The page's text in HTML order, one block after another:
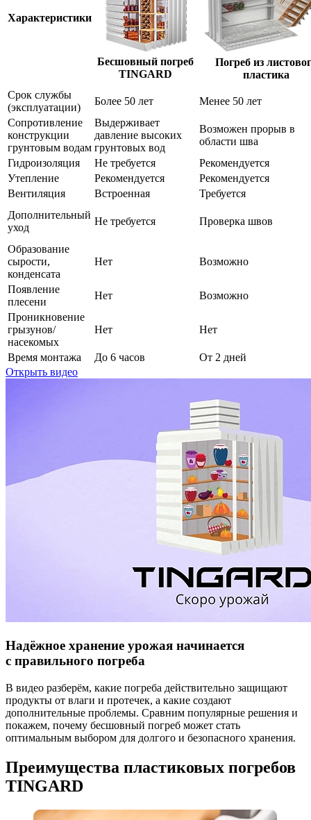
Характеристики
Бесшовный погреб
TINGARD
Погреб из
пластика
Срок службы
(эксплуатации)
Более 50 лет
Менее 50 лет
Сопротивление
конструкции
грунтовым водам
Выдерживает
давление высоких
грунтовых вод
Возможен прорыв в
области шва
Гидроизоляция
Не требуется
Рекомендуется
Утепление
Рекомендуется
Рекомендуется
Вентиляция
Встроенная
Требуется
Дополнительный
уход
Не требуется Проверка швов
Образование
сырости,
конденсата
Нет Возможно
Появление
плесени
Нет
Возможно
Проникновение
грызунов/
насекомых
Нет Нет
Время монтажа До 6 часов
От 2 дней
Открыть видео
Надёжное хранение урожая начинается
с правильного погреба
В видео разберём, какие погреба действительно защищают
продукты от влаги и протечек, а какие создают
дополнительные проблемы. Сравним популярные решения и
покажем, почему бесшовный погреб может стать
оптимальным выбором для долгого и безопасного хранения.
Преимущества пластиковых погребов
TINGARD